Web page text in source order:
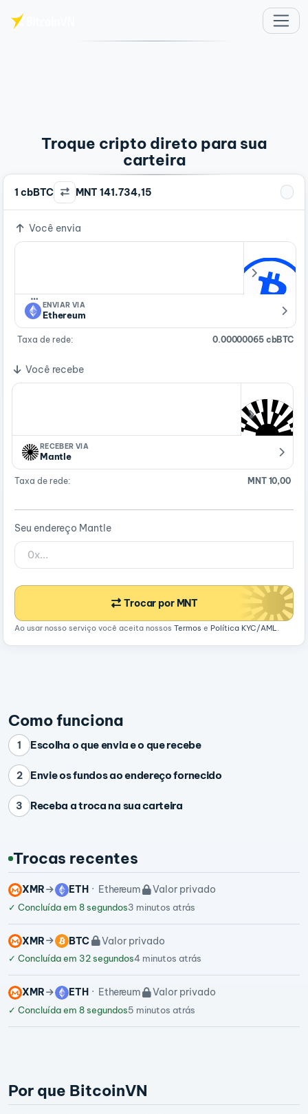
Troque cripto direto para sua
carteira
1 cbBTC MNT 141.734,15
Você envia
…
ENVIAR VIA
Ethereum
Taxa de rede: 0.00000065 cbBTC
Você recebe
RECEBER VIA
Mantle
Taxa de rede: MNT 10,00
Seu endereço Mantle
Trocar por MNT
Ao usar nosso serviço você aceita nossos Termos e Política KYC/AML.
Como funciona
1 Escolha o que envia e o que recebe
2 Envie os fundos ao endereço fornecido
3 Receba a troca na sua carteira
Trocas recentes
XMR ETH Ethereum Valor privado
✓ Concluída em 8 segundos3 minutos atrás
XMR BTC Valor privado
✓ Concluída em 32 segundos4 minutos atrás
XMR ETH Ethereum Valor privado
✓ Concluída em 8 segundos5 minutos atrás
Por que BitcoinVN